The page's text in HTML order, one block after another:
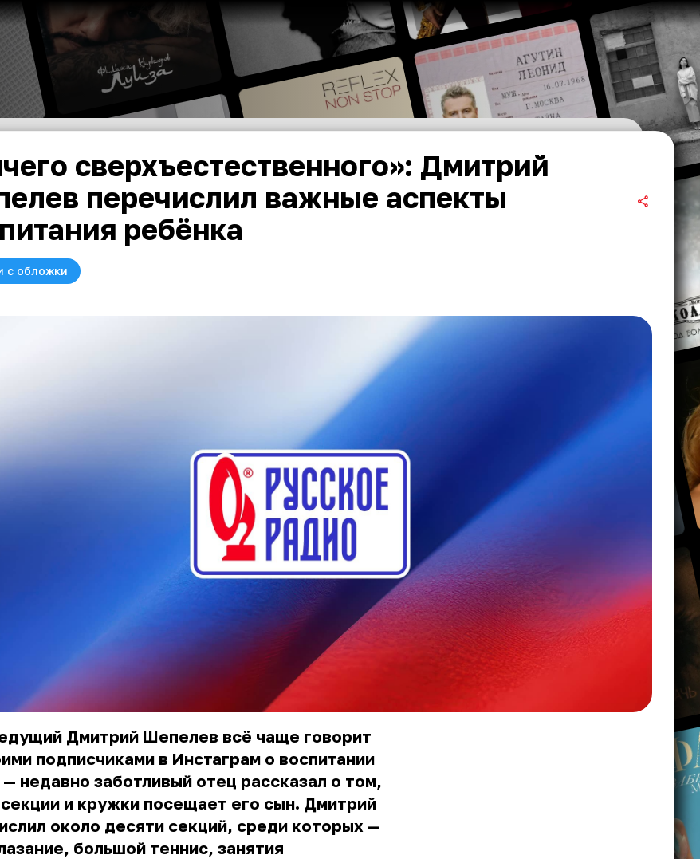
сверхъестественного»: Дмитрий
перечислил важные аспекты
ребёнка
с обложки
Дмитрий Шепелев всё чаще говорит
подписчиками в Инстаграм о воспитании
недавно заботливый отец рассказал о том,
и кружки посещает его сын. Дмитрий
около десяти секций, среди которых —
большой теннис, занятия